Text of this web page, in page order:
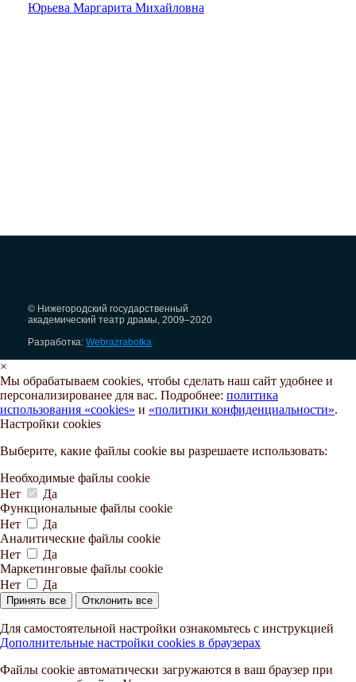
Юрьева Маргарита Михайловна
© Нижегородский государственный
академический театр драмы, 2009–2020
Разработка: Webrazrabotka
×
Мы обрабатываем cookies, чтобы сделать наш сайт удобнее и
персонализированее для вас. Подробнее: политика
использования «cookies» и «политики конфиденциальности».
Настройки cookies
Выберите, какие файлы cookie вы разрешаете использовать:
Необходимые файлы cookie
Нет
Да
Функциональные файлы cookie
Нет
Да
Аналитические файлы cookie
Нет
Да
Маркетинговые файлы cookie
Нет
Да
Принять все Отклонить все
Для самостоятельной настройки ознакомьтесь с инструкцией
Дополнительные настройки cookies в браузерах
Файлы cookie автоматически загружаются в ваш браузер при